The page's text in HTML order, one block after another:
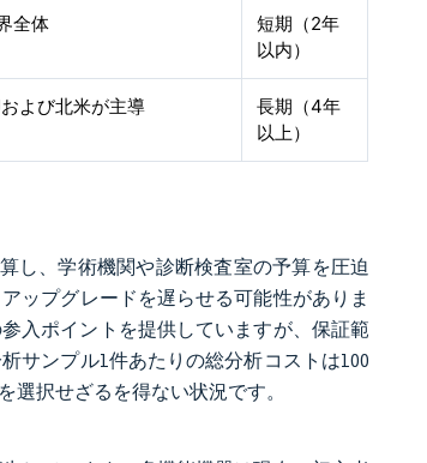
全体
短期（2年
以内）
よび北米が主導
長期（4年
以上）
し、学術機関や診断検査室の予算を圧迫
ップグレードを遅らせる可能性がありま
入ポイントを提供していますが、保証範
サンプル1件あたりの総分析コストは100
択せざるを得ない状況です。